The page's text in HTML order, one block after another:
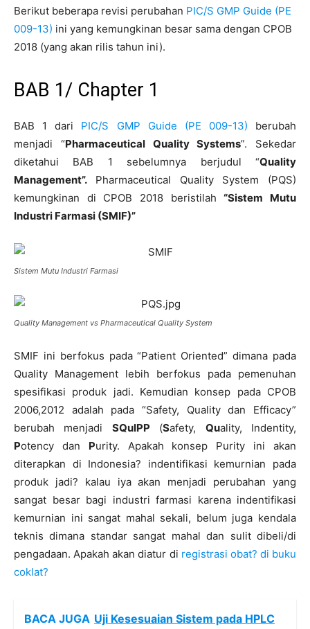
Berikut beberapa revisi perubahan PIC/S GMP Guide (PE
009-13) ini yang kemungkinan besar sama dengan CPOB
2018 (yang akan rilis tahun ini).
BAB 1/ Chapter 1
BAB 1 dari PIC/S GMP Guide (PE 009-13) berubah
menjadi “Pharmaceutical Quality Systems”. Sekedar
diketahui BAB 1 sebelumnya berjudul “Quality
Management”. Pharmaceutical Quality System (PQS)
kemungkinan di CPOB 2018 beristilah“Sistem Mutu
Industri Farmasi (SMIF)”
Sistem Mutu Industri Farmasi
Quality Management vs Pharmaceutical Quality System
SMIF ini berfokus pada “Patient Oriented” dimana pada
Quality Management lebih berfokus pada pemenuhan
spesifikasi produk jadi. Kemudian konsep pada CPOB
2006,2012 adalah pada “Safety, Quality dan Efficacy”
berubah menjadi SQuIPP (Safety, Quality, Indentity,
Potency dan Purity. Apakah konsep Purity ini akan
diterapkan di Indonesia? indentifikasi kemurnian pada
produk jadi? kalau iya akan menjadi perubahan yang
sangat besar bagi industri farmasi karena indentifikasi
kemurnian ini sangat mahal sekali, belum juga kendala
teknis dimana standar sangat mahal dan sulit dibeli/di
pengadaan. Apakah akan diatur di registrasi obat? di buku
coklat?
BACA JUGA Uji Kesesuaian Sistem pada HPLC